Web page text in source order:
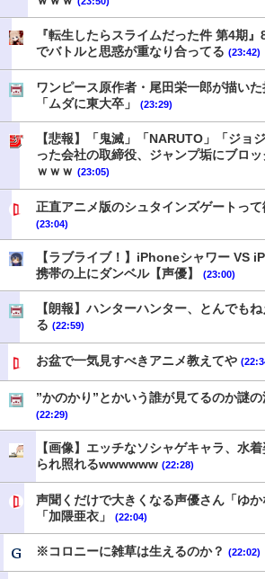
『転生したらスライムだった件 第4期
でバトルと思惑が重なり合ってる (23:42)
ワンピース原作者・尾田栄一郎が描い
「ムダに東大卒」
(23:29)
【悲報】「鬼滅」「NARUTO」「ジョ
った会社の取締役、ジャンプ垢にブロ
ｗｗｗ (23:05)
正直アニメ版のシュタインズゲートって
(23:04)
【ラブライブ！】iPhoneシャワー VS
携帯の上にダンベル【声優】
(23:00)
【朗報】ハンターハンター、とんでも
る (22:59)
お盆で一気見すべきアニメ教えてや
”かのかり”とかいう誰が見てるのか謎
(22:29)
【画像】エッチなソシャゲキャラ、水
られ照れるwwwwww (22:28)
声聞くだけで大きくなる声優さん「ゆか
「加隈亜衣」
(22:04)
※コロニーに雑草は生えるのか？ (22:02)